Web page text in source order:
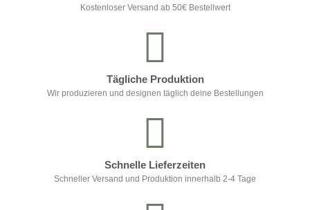
Kostenloser Versand ab 50€ Bestellwert
Tägliche Produktion
Wir produzieren und designen täglich deine Bestellungen
Schnelle Lieferzeiten
Schneller Versand und Produktion innerhalb 2-4 Tage